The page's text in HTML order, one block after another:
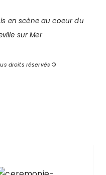
en scène au coeur du
sur Mer
droits réservés ©